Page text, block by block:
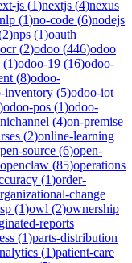
js (1)nextjs (4)nexus
nlp (1)no-code (6)nodejs
2)nps (1)oauth
ocr(2)odoo (446)odoo
(1)odoo-19 (16)odoo-
(8)odoo-
inventory (5)odoo-iot
)odoo-pos (1)odoo-
(4)on-premise
(2)online-learning
source (6)open-
openclaw (85)operations
(1)order-
change
(1)owl (2)ownership
reports
(1)parts-distribution
(1)patient-care